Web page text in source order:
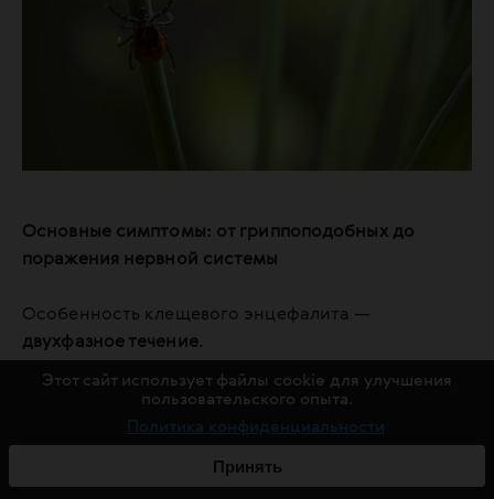
Основные симптомы: от гриппоподобных до
поражения нервной системы
Особенность клещевого энцефалита —
двухфазное течение.
напоминает обычную острую
вирусную инфекцию:
Этот сайт использует файлы cookie для улучшения
пользовательского опыта.
Политика конфиденциальности
Принять